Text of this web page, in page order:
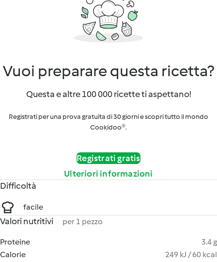
Vuoi preparare questa ricetta?
Questa e altre 100 000 ricette ti aspettano!
Registrati per una prova gratuita di 30 giorni e scopri tutto il mondo
Cookidoo®.
Registrati gratis
Ulteriori informazioni
Difficoltà
facile
Valori nutritivi per 1 pezzo
Proteine
3.4 g
Calorie
249 kJ / 60 kcal